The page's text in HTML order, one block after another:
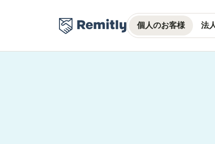
個人のお客様 法